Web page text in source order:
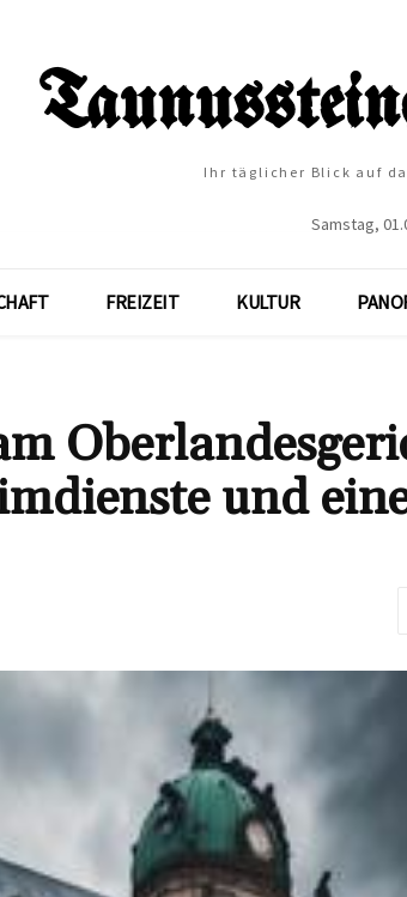
Ihr täglicher Blick auf
Samstag,
FREIZEIT KULTUR
und